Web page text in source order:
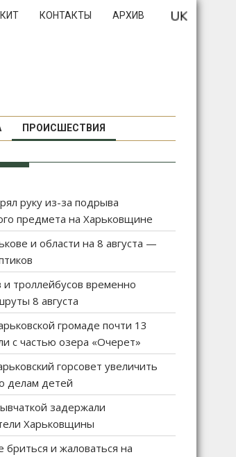
КОНТАКТЫ АРХИВ
ПРОИСШЕСТВИЯ
руку из-за подрыва
предмета на Харьковщине
и области на 8 августа —
и троллейбусов временно
8 августа
громаде почти 13
с частью озера «Очерет»
горсовет увеличить
делам детей
задержали
Харьковщины
бриться и жаловаться на